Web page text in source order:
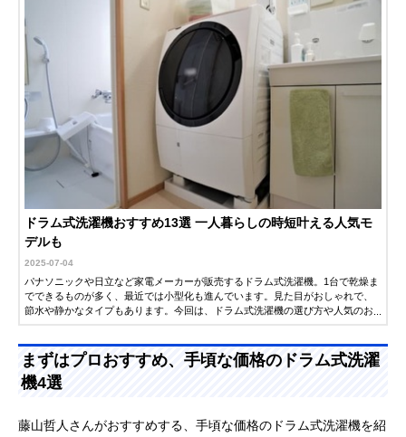
ドラム式洗濯機おすすめ13選 一人暮らしの時短叶える人気モ
デルも
2025-07-04
パナソニックや日立など家電メーカーが販売するドラム式洗濯機。1台で乾燥ま
でできるものが多く、最近では小型化も進んでいます。見た目がおしゃれで、
節水や静かなタイプもあります。今回は、ドラム式洗濯機の選び方や人気のお
まずはプロおすすめ、手頃な価格のドラム式洗濯
機4選
藤山哲人さんがおすすめする、手頃な価格のドラム式洗濯機を紹